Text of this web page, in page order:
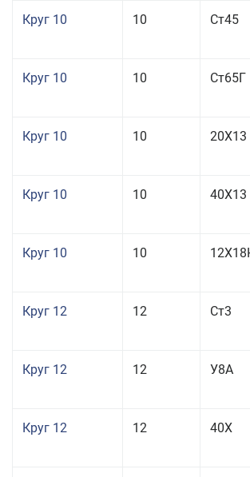
Круг 10 10 Ст45
Круг 10 10 Ст65Г
Круг 10 10 20Х13
Круг 10 10 40Х13
Круг 10 10
Круг 12 12 Ст3
Круг 12 12 У8А
Круг 12 12 40Х